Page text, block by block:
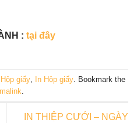
: tại đây
giấy In Hộp giấy . Bookmark the
IN THIỆP CƯỚI – NGÀY